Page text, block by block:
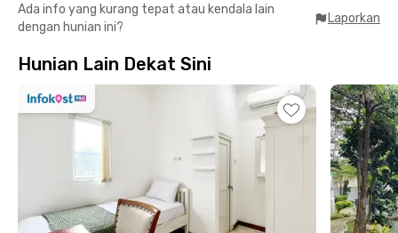
dari Kampus IPDN-IIP Cilandak Ampera sekitar 8 menit
berkendara dan 7 menit ke Universitas Pembangunan Nasional
Unit coliving ini hanya 3 menit berkendara dari Stasiun MRT
Fatmawati atau 4 menit ke Stasiun MRT Cipete Raya sehingga
mudah untuk menjangkau wilayah lain Jakarta. Untuk
berbelanja kebutuhan bulanan juga tinggal menuju Cilandak
Town Square atau LOTTE Mart Fatmawati.
Nggak perlu repot bawa banyak barang kalau tinggal di Elman
Residenceby Rukita karena semua kamarnya sudah
berperabot lengkap, termasuk TV, AC, kamar mandi dengan
Ada info yang kurang tepat atau kendala lain
dengan hunian ini?
Laporkan
Hunian Lain Dekat Sini